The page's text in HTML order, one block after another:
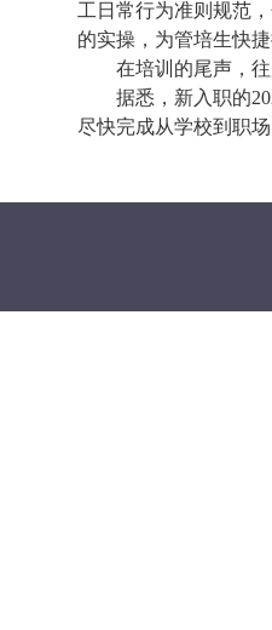
工日常行为准则规范
的实操，为管培生快
在培训的尾声，往
据悉，新入职的
尽快完成从学校到职